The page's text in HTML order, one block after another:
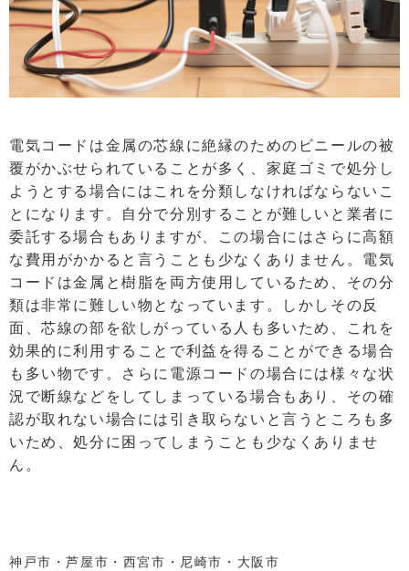
電気コードは金属の芯線に絶縁のためのビニールの被
覆がかぶせられていることが多く、家庭ゴミで処分し
ようとする場合にはこれを分類しなければならないこ
とになります。自分で分別することが難しいと業者に
委託する場合もありますが、この場合にはさらに高額
な費用がかかると言うことも少なくありません。電気
コードは金属と樹脂を両方使用しているため、その分
類は非常に難しい物となっています。しかしその反
面、芯線の部を欲しがっている人も多いため、これを
効果的に利用することで利益を得ることができる場合
も多い物です。さらに電源コードの場合には様々な状
況で断線などをしてしまっている場合もあり、その確
認が取れない場合には引き取らないと言うところも多
いため、処分に困ってしまうことも少なくありませ
ん。
神戸市・芦屋市・西宮市・尼崎市・大阪市